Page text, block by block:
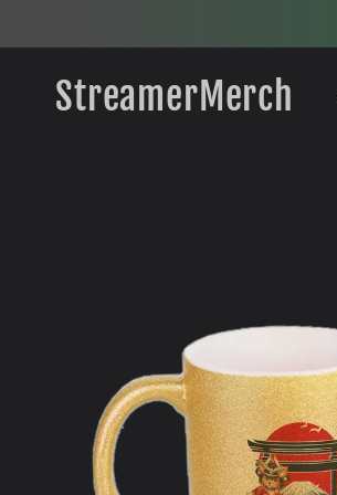
Inhalt
StreamerMerch